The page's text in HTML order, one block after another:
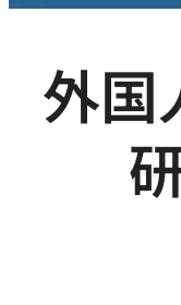
外国